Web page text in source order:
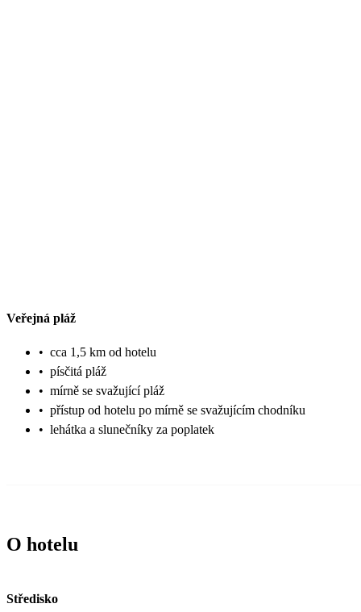
Veřejná pláž
• cca 1,5 km od hotelu
• písčitá pláž
• mírně se svažující pláž
• přístup od hotelu po mírně se svažujícím chodníku
• lehátka a slunečníky za poplatek
O hotelu
Středisko